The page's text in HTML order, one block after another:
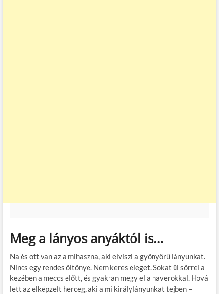
Meg a lányos anyáktól is…
Na és ott van az a mihaszna, aki elviszi a gyönyörű lányunkat.
Nincs egy rendes öltönye. Nem keres eleget. Sokat ül sörrel a
kezében a meccs előtt, és gyakran megy el a haverokkal. Hová
lett az elképzelt herceg, aki a mi királylányunkat tejben –